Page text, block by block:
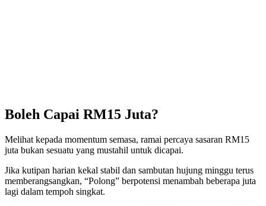
Boleh Capai RM15 Juta?
Melihat kepada momentum semasa, ramai percaya sasaran RM15
juta bukan sesuatu yang mustahil untuk dicapai.
Jika kutipan harian kekal stabil dan sambutan hujung minggu terus
memberangsangkan, “Polong” berpotensi menambah beberapa juta
lagi dalam tempoh singkat.